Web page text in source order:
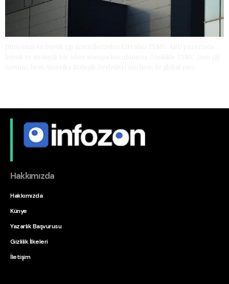
Hakkımızda
Hakkımızda
Künye
Yazarlık Başvurusu
Gizlilik İlkeleri
İletişim